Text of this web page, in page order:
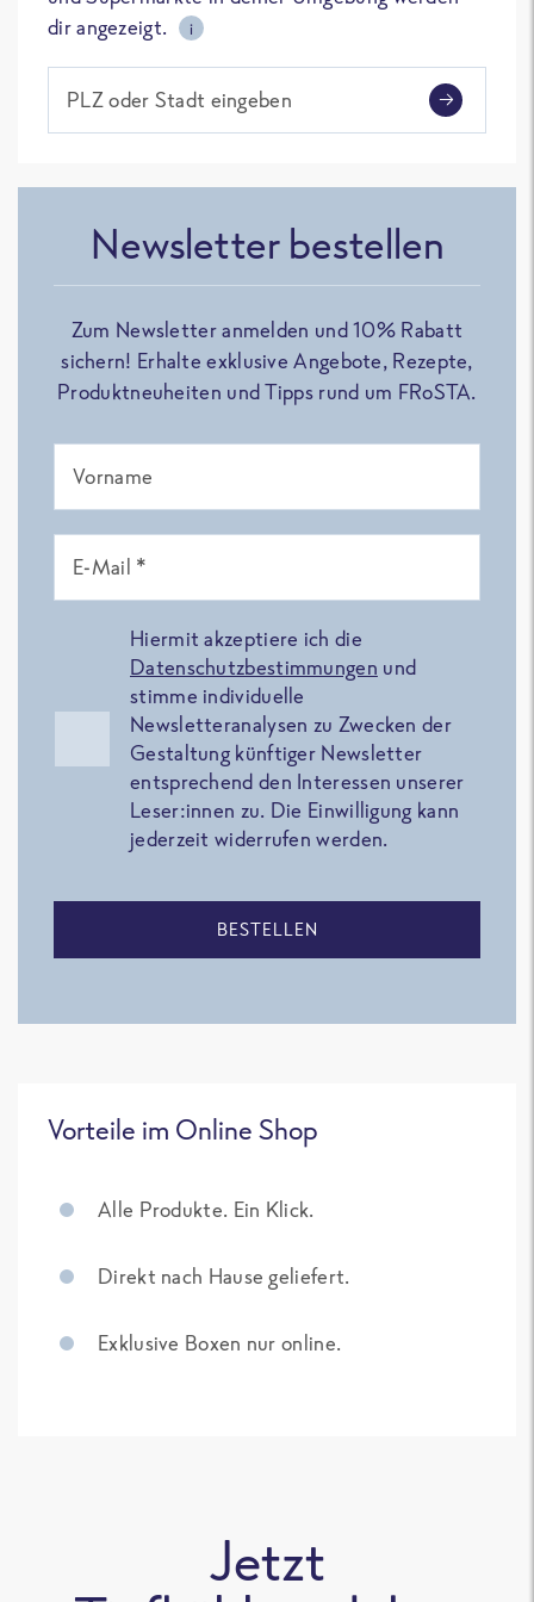
dir angezeigt.
i
PLZ oder Stadt eingeben
Newsletter bestellen
Zum Newsletter anmelden und 10% Rabatt
sichern! Erhalte exklusive Angebote, Rezepte,
Produktneuheiten und Tipps rund um FRoSTA.
Vorname
E-Mail *
Hiermit akzeptiere ich die
Datenschutzbestimmungen und
stimme individuelle
Newsletteranalysen zu Zwecken der
Gestaltung künftiger Newsletter
entsprechend den Interessen unserer
Leser:innen zu. Die Einwilligung kann
jederzeit widerrufen werden.
BESTELLEN
Vorteile im Online Shop
Alle Produkte. Ein Klick.
Direkt nach Hause geliefert.
Exklusive Boxen nur online.
Jetzt